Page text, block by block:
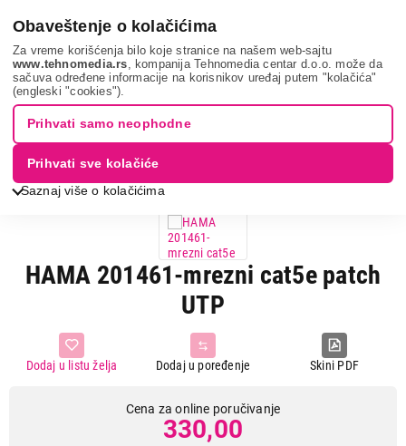
Obaveštenje o kolačićima
Za vreme korišćenja bilo koje stranice na našem web-sajtu
www.tehnomedia.rs , kompanija Tehnomedia centar d.o.o. može da
sačuva određene informacije na korisnikov uređaj putem "kolačića"
(engleski "cookies").
Saznaj više o kolačićima
Prihvati samo neophodne
Prihvati sve kolačiće
It & gaming Kablovi i adapteri Audio kablovi
Hama
201461-mre...
HAMA 201461-mrezni cat5e patch
UTP
Skini PDF
Dodaj u poređenje
Dodaj u listu želja
Cena za online poručivanje
330,00